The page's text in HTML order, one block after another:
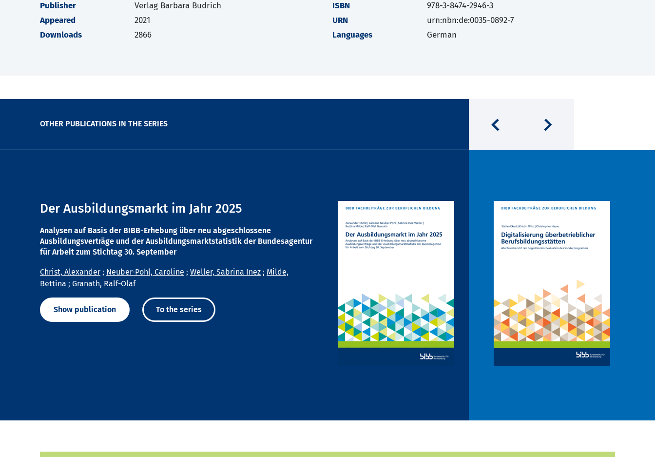
Publisher
Verlag Barbara Budrich
Appeared
2021
Downloads
2866
ISBN
978-3-8474-2946-3
URN
urn:nbn:de:0035-0892-7
Languages
German
OTHER PUBLICATIONS IN THE SERIES
Der Ausbildungsmarkt im Jahr 2025
Analysen auf Basis der BIBB-Erhebung über neu abgeschlossene
Ausbildungsverträge und der Ausbildungsmarktstatistik der Bundesagentur
für Arbeit zum Stichtag 30. September
Christ, Alexander ; Neuber-Pohl, Caroline ; Weller, Sabrina Inez ; Milde,
Bettina ; Granath, Ralf-Olaf
Show publication To the series